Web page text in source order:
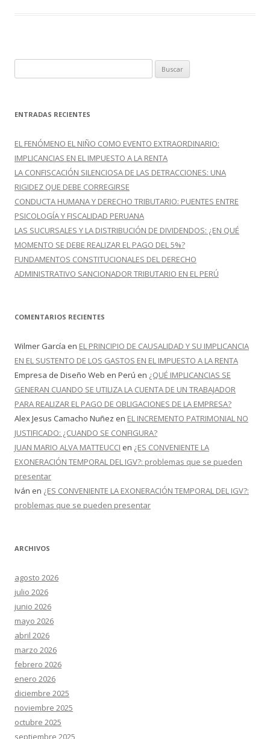
u
c
r
:
ENTRADAS RECIENTES
EL FENÓMENO EL NIÑO COMO EVENTO EXTRAORDINARIO:
IMPLICANCIAS EN EL IMPUESTO A LA RENTA
LA CONFISCACIÓN SILENCIOSA DE LAS DETRACCIONES: UNA
RIGIDEZ QUE DEBE CORREGIRSE
CONDUCTA HUMANA Y DERECHO TRIBUTARIO: PUENTES ENTRE
PSICOLOGÍA Y FISCALIDAD PERUANA
LAS SUCURSALES Y LA DISTRIBUCIÓN DE DIVIDENDOS: ¿EN QUÉ
MOMENTO SE DEBE REALIZAR EL PAGO DEL 5%?
FUNDAMENTOS CONSTITUCIONALES DEL DERECHO
ADMINISTRATIVO SANCIONADOR TRIBUTARIO EN EL PERÚ
COMENTARIOS RECIENTES
Wilmer García en EL PRINCIPIO DE CAUSALIDAD Y SU IMPLICANCIA
EN EL SUSTENTO DE LOS GASTOS EN EL IMPUESTO A LA RENTA
Empresa de Diseño Web en Perú en ¿QUÉ IMPLICANCIAS SE
GENERAN CUANDO SE UTILIZA LA CUENTA DE UN TRABAJADOR
PARA REALIZAR EL PAGO DE OBLIGACIONES DE LA EMPRESA?
Alex Jesus Camacho Nuñez en EL INCREMENTO PATRIMONIAL NO
JUSTIFICADO: ¿CUANDO SE CONFIGURA?
JUAN MARIO ALVA MATTEUCCI en ¿ES CONVENIENTE LA
EXONERACIÓN TEMPORAL DEL IGV?: problemas que se pueden
presentar
Iván en ¿ES CONVENIENTE LA EXONERACIÓN TEMPORAL DEL IGV?:
problemas que se pueden presentar
ARCHIVOS
agosto 2026
julio 2026
junio 2026
mayo 2026
abril 2026
marzo 2026
febrero 2026
enero 2026
diciembre 2025
noviembre 2025
octubre 2025
septiembre 2025